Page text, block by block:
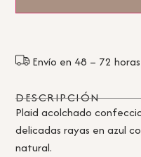
Envío en 48 – 72 horas
DESCRIPCIÓN
Plaid acolchado
delicadas rayas en azul
natural.